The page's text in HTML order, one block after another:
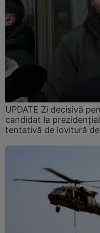
UPDATE Zi decisivă
candidat la
tentativă de lovitură